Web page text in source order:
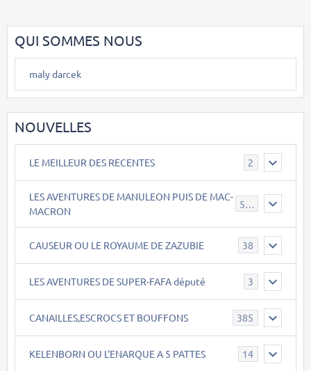
QUI SOMMES NOUS
maly darcek
NOUVELLES
LE MEILLEUR DES RECENTES 2
LES AVENTURES DE MANULEON PUIS DE MAC-
MACRON
543
CAUSEUR OU LE ROYAUME DE ZAZUBIE 38
LES AVENTURES DE SUPER-FAFA député 3
CANAILLES,ESCROCS ET BOUFFONS 385
KELENBORN OU L'ENARQUE A 5 PATTES 14